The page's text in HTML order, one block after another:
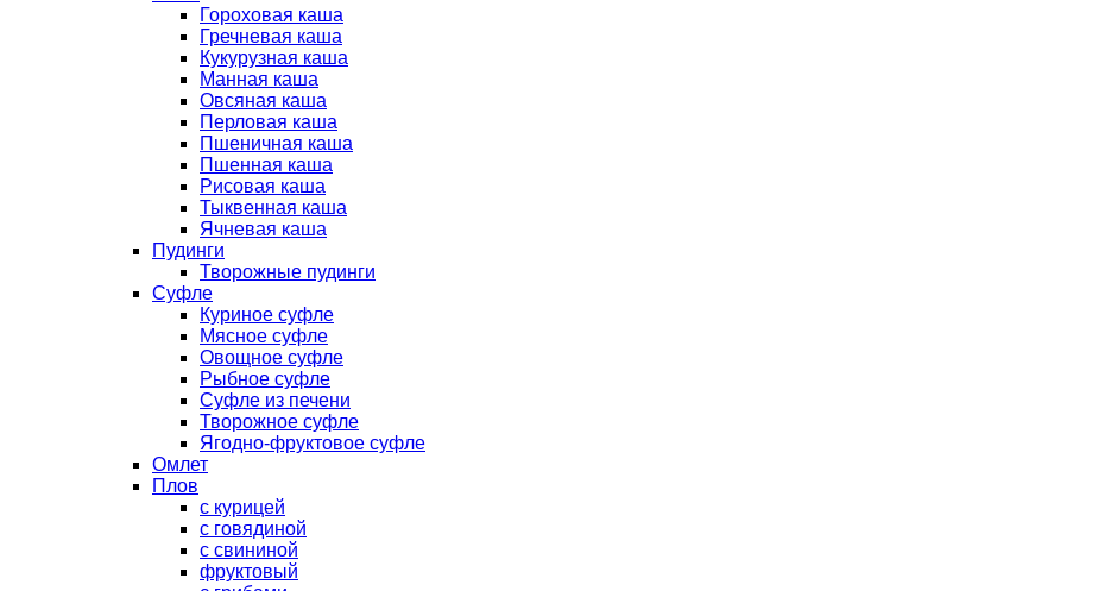
Гороховая каша
Гречневая каша
Кукурузная каша
Манная каша
Овсяная каша
Перловая каша
Пшеничная каша
Пшенная каша
Рисовая каша
Тыквенная каша
Ячневая каша
Пудинги
Творожные пудинги
Суфле
Куриное суфле
Мясное суфле
Овощное суфле
Рыбное суфле
Суфле из печени
Творожное суфле
Ягодно-фруктовое суфле
Омлет
Плов
с курицей
с говядиной
с свининой
фруктовый